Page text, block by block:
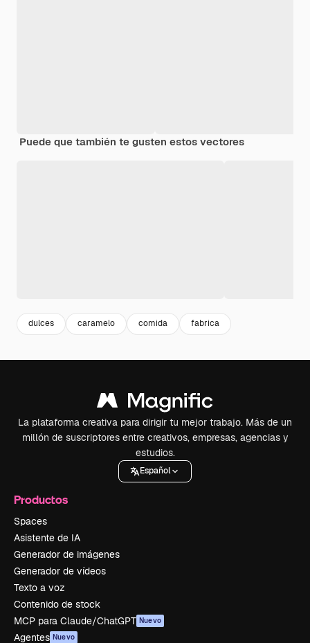
Puede que también te gusten estos vectores
dulces caramelo comida fabrica
La plataforma creativa para dirigir tu mejor trabajo. Más de un
millón de suscriptores entre creativos, empresas, agencias y
estudios.
Español
Productos
Spaces
Asistente de IA
Generador de imágenes
Generador de vídeos
Texto a voz
Contenido de stock
MCP para Claude/ChatGPT Nuevo
Agentes Nuevo